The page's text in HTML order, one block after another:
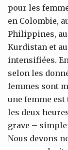
pour les
en Colombie,
Philippines, au
Kurdistan et
intensifiées.
selon les
femmes sont
une femme est
les deux
grave –
Nous devons